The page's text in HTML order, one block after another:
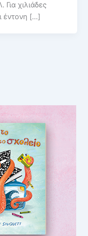
χιλιάδες
έντονη […]